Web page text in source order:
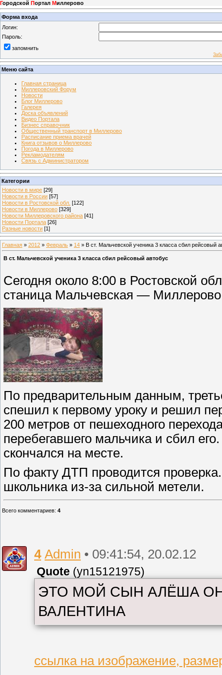
Городской Портал Миллерово
Форма входа
Логин:
Пароль:
запомнить
Меню сайта
Главная страница
Миллеровский Форум
Новости
Блог Миллерово
Галерея
Доска объявлений
Видео Портала
Бизнес справочник
Общественный транспорт в Миллерово
Расписание приема врачей
Книга отзывов о Миллерово
Погода в Миллерово
Рекламодателям
Связь с Администратором
Категории
Новости в мире [29]
Новости в России [57]
Новости в Ростовской обл. [122]
Новости в Миллерово [329]
Новости Миллеровского района [41]
Новости Портала [26]
Разные новости [1]
Главная » 2012 » Февраль » 14 » В ст. Мальчевской ученика 3 класса сбил рейсовый
В ст. Мальчевской ученика 3 класса сбил рейсовый автобус
Сегодня около 8:00 в Ростовской
станица Мальчевская —
По предварительным данным,
спешил к первому уроку и решил
200 метров от пешеходного
перебегавшего мальчика и сбил
скончался на месте.
По факту ДТП проводится
школьника из-за сильной метели.
Всего комментариев: 4
4 Admin • 09:41:54, 20.02.12
Quote (yn15121975)
ЭТО МОЙ СЫН АЛЁША
ВАЛЕНТИНА
ссылка на изображение,